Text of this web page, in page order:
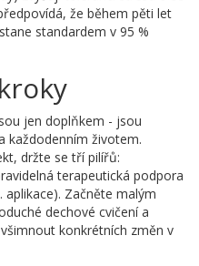
že během pěti let
standardem v 95 %
jen doplňkem - jsou
každodenním životem.
držte se tří pilířů:
terapeutická podpora
Začněte malým
dechové cvičení a
konkrétních změn v